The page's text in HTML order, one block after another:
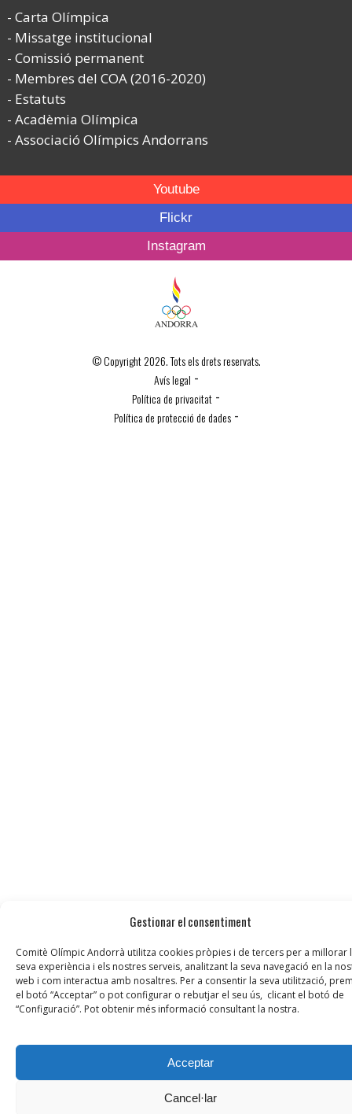
Gestionar el consentiment
Comitè Olímpic Andorrà utilitza cookies pròpies i de tercers per a millorar
seva experiència i els nostres serveis, analitzant la seva navegació en la
web i com interactua amb nosaltres. Per a consentir la seva utilització,
el botó “Acceptar” o pot configurar o rebutjar el seu ús, clicant el botó de
“Configuració”. Pot obtenir més informació consultant la nostra.
Acceptar
Cancel·lar
Carta Olímpica
Missatge institucional
Comissió permanent
Membres del COA (2016-2020)
Estatuts
Acadèmia Olímpica
Associació Olímpics Andorrans
Youtube
Flickr
Instagram
© Copyright 2026. Tots els drets reservats.
Avís legal -
Política de privacitat -
Política de protecció de dades-